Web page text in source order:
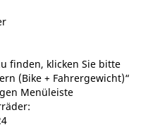
finden, klicken Sie bitte
(Bike + Fahrergewicht)“
Menüleiste